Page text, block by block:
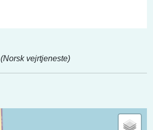
(Norsk vejrtjeneste)